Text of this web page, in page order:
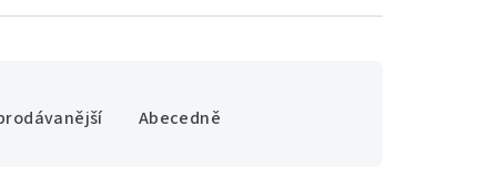
Abecedně